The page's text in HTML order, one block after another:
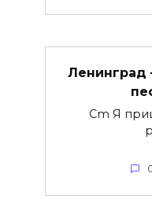
Ленинград
Cm Я